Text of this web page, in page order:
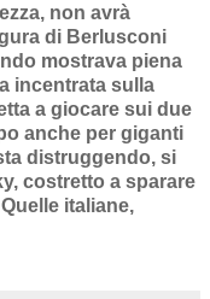
non avrà
di Berlusconi
mostrava piena
incentrata sulla
a giocare sui due
anche per giganti
distruggendo, si
costretto a sparare
italiane,